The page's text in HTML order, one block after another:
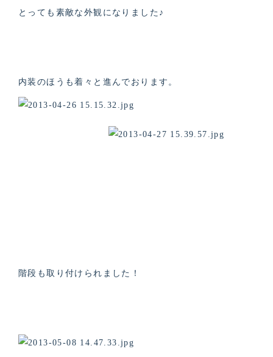
とっても素敵な外観になりました♪
内装のほうも着々と進んでおります。
階段も取り付けられました！